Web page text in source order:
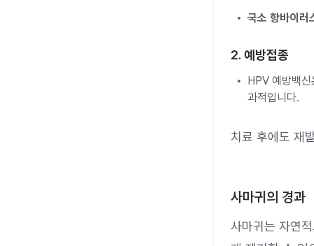
국소 항바이러
2. 예방접종
HPV 예방백
과적입니다.
치료 후에도 재
사마귀의 경과
사마귀는 자연